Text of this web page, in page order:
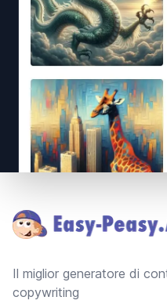
Il miglior generatore di
copywriting